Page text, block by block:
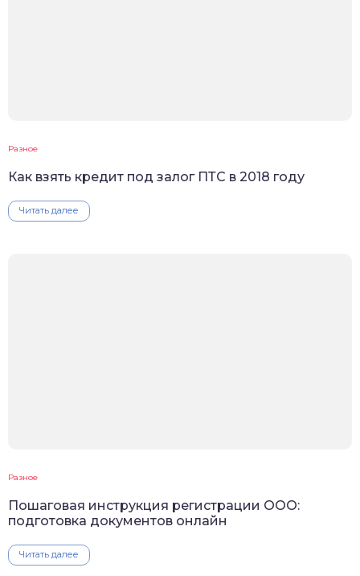
Разное
Как взять кредит под залог ПТС в 2018 году
Читать далее
Разное
Пошаговая инструкция регистрации ООО:
подготовка документов онлайн
Читать далее